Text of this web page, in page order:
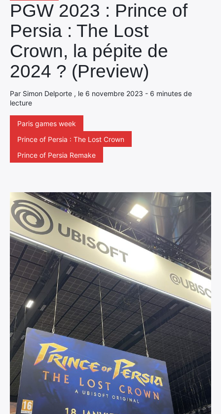
PGW 2023 : Prince of
Persia : The Lost
Crown, la pépite de
2024 ? (Preview)
Par Simon Delporte , le 6 novembre 2023 - 6 minutes de
lecture
Paris games week
Prince of Persia : The Lost Crown
Prince of Persia Remake